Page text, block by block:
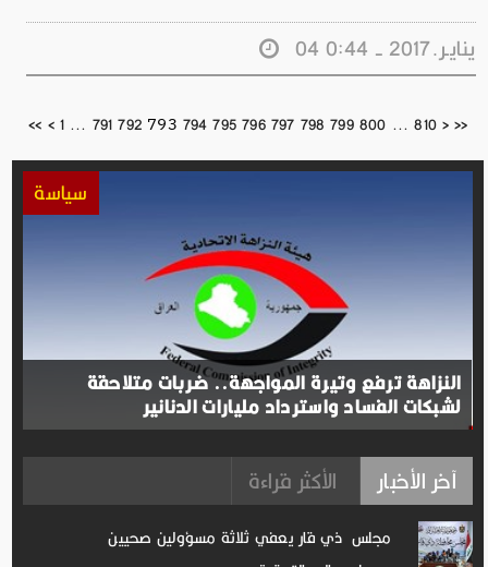
04 ينايـر.2017 - 0:44
<< < 1 ... 791 792 793 794 795 796 797 798 799 800 ... 810 > >>
سياسة
النزاهة ترفع وتيرة المواجهة.. ضربات متلاحقة
لشبكات الفساد واسترداد مليارات الدنانير
آخر الأخبار الأكثر قراءة
مجلس ذي قار يعفي ثلاثة مسؤولين صحيين